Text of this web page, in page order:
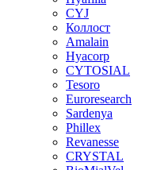
CYJ
Коллост
Amalain
Hyacorp
CYTOSIAL
Tesoro
Euroresearch
Sardenya
Phillex
Revanesse
CRYSTAL